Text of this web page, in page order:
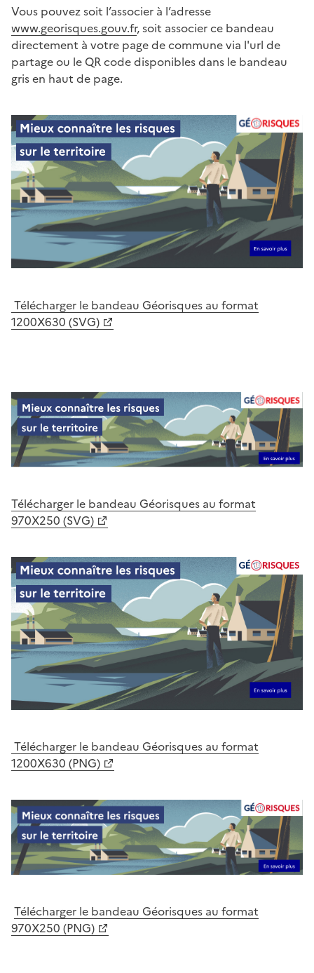
Vous pouvez soit l’associer à l’adresse
www.georisques.gouv.fr, soit associer ce bandeau
directement à votre page de commune via l'url de
partage ou le QR code disponibles dans le bandeau
gris en haut de page.
Télécharger le bandeau Géorisques au format
1200X630 (SVG)
Télécharger le bandeau Géorisques au format
970X250 (SVG)
Télécharger le bandeau Géorisques au format
1200X630 (PNG)
Télécharger le bandeau Géorisques au format
970X250 (PNG)